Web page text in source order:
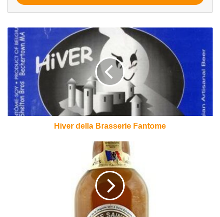
Hiver
della
Brasserie
Fantome
Hiver della Brasserie Fantome